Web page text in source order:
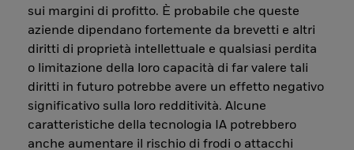
sui margini di profitto. È probabile che queste
aziende dipendano fortemente da brevetti e altri
diritti di proprietà intellettuale e qualsiasi perdita
o limitazione della loro capacità di far valere tali
diritti in futuro potrebbe avere un effetto negativo
significativo sulla loro redditività. Alcune
caratteristiche della tecnologia IA potrebbero
anche aumentare il rischio di frodi o attacchi